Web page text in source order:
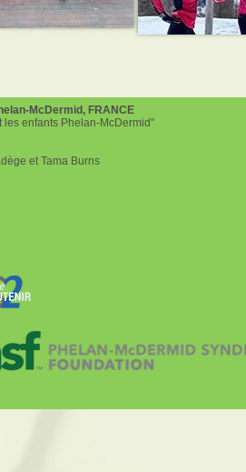
McDermid, FRANCE
les enfants Phelan-McDermid"
et Tama Burns